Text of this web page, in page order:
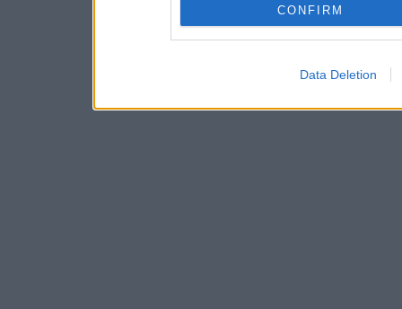
CONFIRM
Data Deletion